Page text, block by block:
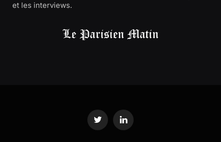
et les interviews.
Twitter LinkedIn